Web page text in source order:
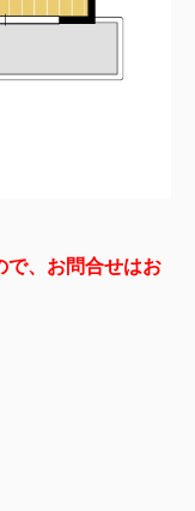
で、お問合せはお